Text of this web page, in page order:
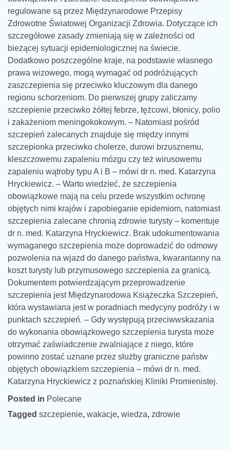
regulowane są przez Międzynarodowe Przepisy
Zdrowotne Światowej Organizacji Zdrowia. Dotyczące ich
szczegółowe zasady zmieniają się w zależności od
bieżącej sytuacji epidemiologicznej na świecie.
Dodatkowo poszczególne kraje, na podstawie własnego
prawa wizowego, mogą wymagać od podróżujących
zaszczepienia się przeciwko kluczowym dla danego
regionu schorzeniom. Do pierwszej grupy zaliczamy
szczepienie przeciwko żółtej febrze, tężcowi, błonicy, polio
i zakażeniom meningokokowym. – Natomiast pośród
szczepień zalecanych znajduje się między innymi
szczepionka przeciwko cholerze, durowi brzusznemu,
kleszczowemu zapaleniu mózgu czy też wirusowemu
zapaleniu wątroby typu A i B – mówi dr n. med. Katarzyna
Hryckiewicz. – Warto wiedzieć, że szczepienia
obowiązkowe mają na celu przede wszystkim ochronę
objętych nimi krajów i zapobieganie epidemiom, natomiast
szczepienia zalecane chronią zdrowie turysty – komentuje
dr n. med. Katarzyna Hryckiewicz. Brak udokumentowania
wymaganego szczepienia może doprowadzić do odmowy
pozwolenia na wjazd do danego państwa, kwarantanny na
koszt turysty lub przymusowego szczepienia za granicą.
Dokumentem potwierdzającym przeprowadzenie
szczepienia jest Międzynarodowa Książeczka Szczepień,
która wystawiana jest w poradniach medycyny podróży i w
punktach szczepień. – Gdy występują przeciwwskazania
do wykonania obowiązkowego szczepienia turysta może
otrzymać zaświadczenie zwalniające z niego, które
powinno zostać uznane przez służby graniczne państw
objętych obowiązkiem szczepienia – mówi dr n. med.
Katarzyna Hryckiewicz z poznańskiej Kliniki Promienistej.
Posted in Polecane
Tagged szczepienie, wakacje, wiedza, zdrowie